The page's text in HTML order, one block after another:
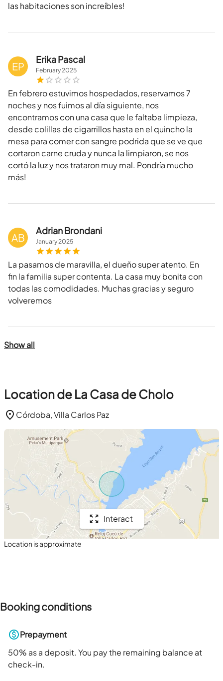
las habitaciones son increíbles!
EP
Erika Pascal
February2025
En febrero estuvimos hospedados, reservamos 7
noches y nos fuimos al día siguiente, nos
encontramos con una casa que le faltaba limpieza,
desde colillas de cigarrillos hasta en el quincho la
mesa para comer con sangre podrida que se ve que
cortaron carne cruda y nunca la limpiaron, se nos
cortó la luz y nos trataron muy mal. Pondría mucho
más!
AB
Adrian Brondani
January2025
La pasamos de maravilla, el dueño super atento. En
fin la familia super contenta. La casa muy bonita con
todas las comodidades. Muchas gracias y seguro
volveremos
Show all
Location de La Casa de Cholo
Córdoba, Villa Carlos Paz
Interact
Location is approximate
Booking conditions
Prepayment
50% as a deposit. You pay the remaining balance at
check-in.